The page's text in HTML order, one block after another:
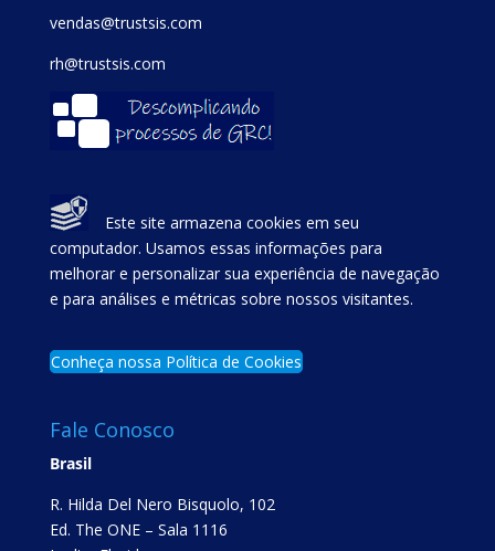
vendas@trustsis.com
rh@trustsis.com
Este site armazena cookies em seu
computador. Usamos essas informações para
melhorar e personalizar sua experiência de navegação
e para análises e métricas sobre nossos visitantes.
Conheça nossa Política de Cookies
Fale Conosco
Brasil
R. Hilda Del Nero Bisquolo, 102
Ed. The ONE – Sala 1116